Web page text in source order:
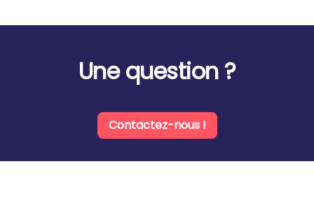
Une question ?
Contactez-nous !